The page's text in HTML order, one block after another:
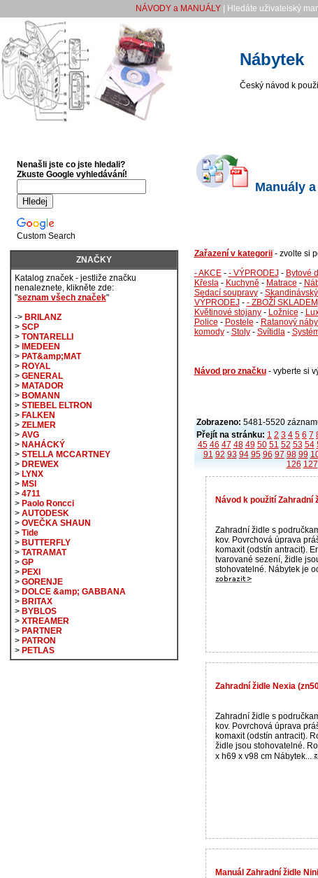
NÁVODY a MANUÁLY | Hledáte uživatelský
Nábytek
Český návod k
Manuály
Zařazení v kategorii - zvolte si
- AKCE- - VÝPRODEJ- Bytové
Křesla- Kuchyně - Matrace -
Sedací soupravy-
VÝPRODEJ- - ZBOŽÍ SKLADEM
Květinové stojany- Ložnice -
Police - Postele - Ratanový
komody- Stoly- Svítidla-
Návod pro značku - vyberte si
Zobrazeno: 5481-5520
Přejít na stránku: 1 2 3 4 5 6 7
45 46 47 48 49 50 51 52 53 54
91 92 93 94 95 96 97 98 99
126 127
Návod k použití Zahradní
Zahradní židle s
kov. Povrchová úprava
komaxit (odstín antracit).
tvarované sezení, židle
stohovatelné. Nábytek je
Zahradní židle Nexia
Zahradní židle s
kov. Povrchová úprava
komaxit (odstín antracit).
židle jsou stohovatelné.
x h69 x v98 cm Nábytek...
Manuál Zahradní židle
Nenašli jste co jste hledali?
Zkuste Google vyhledávání!
Custom Search
ZNAČKY
Katalog značek - jestliže značku
nenaleznete, klikněte zde:
"seznam všech značek"
-> BRILANZ
> SCP
> TONTARELLI
> IMEDEEN
> PAT&amp;MAT
> ROYAL
> GENERAL
> MATADOR
> BOMANN
> STIEBEL ELTRON
> FALKEN
> ZELMER
> AVG
> NAHÁCKÝ
> STELLA MCCARTNEY
> DREWEX
> LYNX
> MSI
> 4711
> Paolo Roncci
> AUTODESK
> OVEČKA SHAUN
> Tide
> BUTTERFLY
> TATRAMAT
> GP
> PEXI
> GORENJE
> DOLCE &amp; GABBANA
> BRITAX
> BYBLOS
> XTREAMER
> PARTNER
> PATRON
> PETLAS